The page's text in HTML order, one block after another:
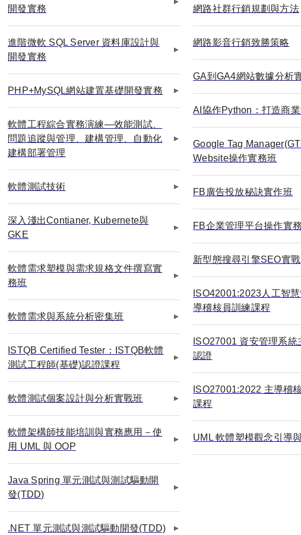
開發實務
進階微軟 SQL Server 資料庫設計與
開發實務
PHP+MySQL網站建置基礎開發實務
軟體工程綜合實務演練—效能測試、
問題追蹤與管理、建構管理、自動化
建構部署管理
軟體測試技術
深入淺出Contianer, Kubernete與
GKE
軟體需求塑模與需求規格文件撰寫實
務班
軟體需求與系統分析密集班
ISTQB Certified Tester：ISTQB軟體
測試工程師(基礎)認證課程
軟體測試個案設計與分析實戰班
軟體架構師技能培訓與實務應用－使
用 UML 與 OOP
Java Spring 單元測試與測試驅動開
發(TDD)
.NET 單元測試與測試驅動開發(TDD)
網路社群行銷規劃與方法
網路影音行銷致勝策略
GA到GA4網站數據分析
AI協作Python：打造商
Google Tag
Website操作實務班
FB廣告投放秘訣實作班
FB企業管理平台操作實
新型態搜尋引擎SEO實戰
ISO42001:2023人工智
導稽核員訓練課程
ISO27001 資安管理系統
認證
ISO27001:2022 主導稽
課程
UML 軟體塑模觀念引導